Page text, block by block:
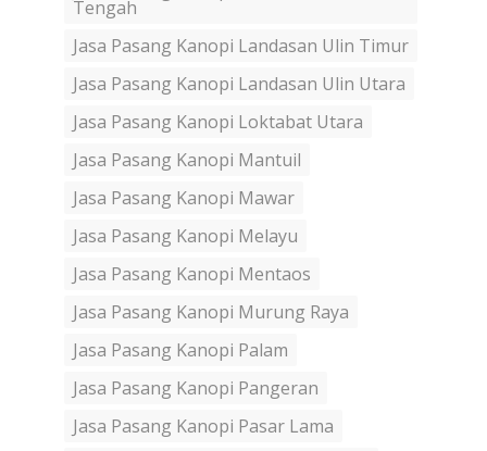
Tengah
Jasa Pasang Kanopi Landasan Ulin Timur
Jasa Pasang Kanopi Landasan Ulin Utara
Jasa Pasang Kanopi Loktabat Utara
Jasa Pasang Kanopi Mantuil
Jasa Pasang Kanopi Mawar
Jasa Pasang Kanopi Melayu
Jasa Pasang Kanopi Mentaos
Jasa Pasang Kanopi Murung Raya
Jasa Pasang Kanopi Palam
Jasa Pasang Kanopi Pangeran
Jasa Pasang Kanopi Pasar Lama